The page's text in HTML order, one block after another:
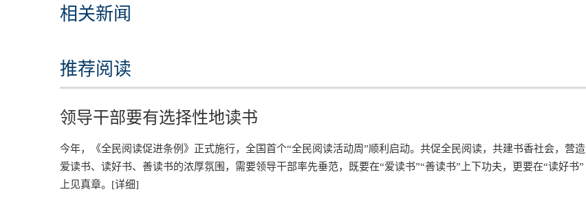
相关新闻
推荐阅读
领导干部要有选择性地读书
今年，《全民阅读促进条例》正式施行，全国首个“全民阅读活动周”顺利启动。共促全民阅读，共建书香社会，营造
爱读书、读好书、善读书的浓厚氛围，需要领导干部率先垂范，既要在“爱读书”“善读书”上下功夫，更要在“读好书”
上见真章。 [详细]